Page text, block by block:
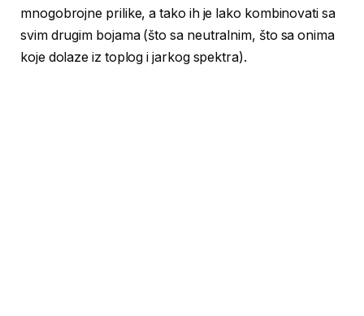
mnogobrojne prilike, a tako ih je lako kombinovati sa
svim drugim bojama (što sa neutralnim, što sa onima
koje dolaze iz toplog i jarkog spektra).